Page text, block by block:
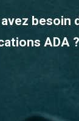
besoin
ADA